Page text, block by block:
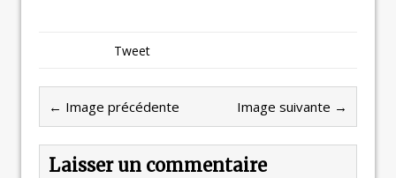
Tweet
← Image précédente Image suivante →
Laisser un commentaire